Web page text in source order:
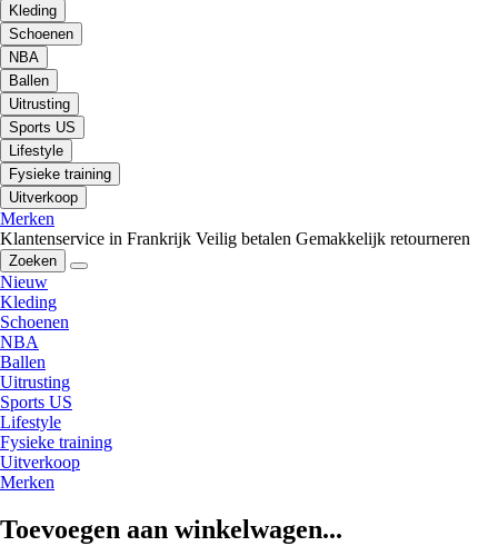
Kleding
Schoenen
NBA
Ballen
Uitrusting
Sports US
Lifestyle
Fysieke training
Uitverkoop
Merken
Klantenservice in Frankrijk Veilig betalen Gemakkelijk retourneren
Zoeken
Nieuw
Kleding
Schoenen
NBA
Ballen
Uitrusting
Sports US
Lifestyle
Fysieke training
Uitverkoop
Merken
Toevoegen aan winkelwagen...